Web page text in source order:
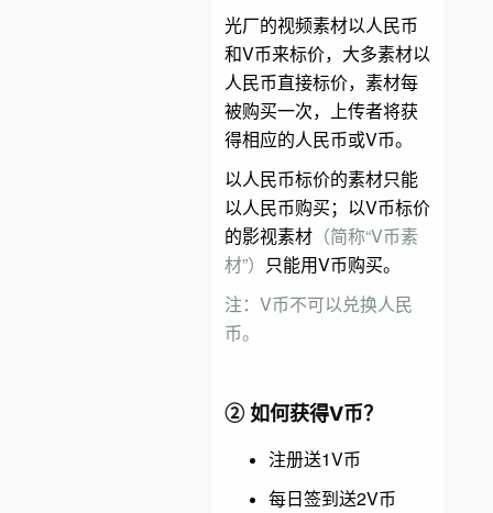
光厂的视频素材以人民币
和V币来标价，大多素材以
人民币直接标价，素材每
被购买一次，上传者将获
得相应的人民币或V币。
以人民币标价的素材只能
以人民币购买；以V币标价
的影视素材 （简称“V币素
材”） 只能用V币购买。
注：V币不可以兑换人民
币。
②如何获得V币？
注册送1V币
每日签到送2V币